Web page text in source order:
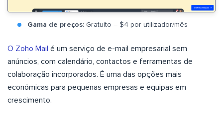
Gama de preços: Gratuito – $4 por utilizador/mês
O Zoho Mail é um serviço de e-mail empresarial sem
anúncios, com calendário, contactos e ferramentas de
colaboração incorporados. É uma das opções mais
económicas para pequenas empresas e equipas em
crescimento.